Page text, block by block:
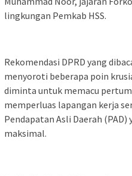
lingkungan Pemkab HSS.
Rekomendasi DPRD yang
menyoroti beberapa poin
diminta untuk memacu
memperluas lapangan kerja
Pendapatan Asli Daerah
maksimal.